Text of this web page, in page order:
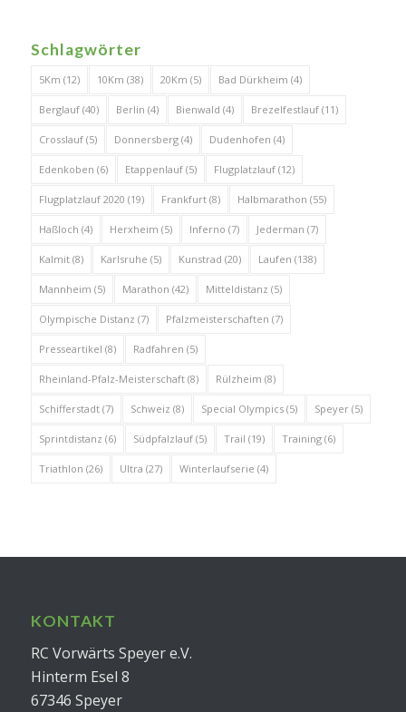
Schlagwörter
5Km (12) 10Km (38) 20Km (5) Bad Dürkheim (4)
Berglauf(40) Berlin (4) Bienwald (4) Brezelfestlauf(11)
Crosslauf(5) Donnersberg(4) Dudenhofen (4)
Edenkoben (6) Etappenlauf(5) Flugplatzlauf(12)
Flugplatzlauf 2020 (19) Frankfurt(8) Halbmarathon (55)
Haßloch (4) Herxheim (5) Inferno (7) Jederman (7)
Kalmit(8) Karlsruhe (5) Kunstrad (20) Laufen (138)
Mannheim (5) Marathon (42) Mitteldistanz (5)
Olympische Distanz (7) Pfalzmeisterschaften (7)
Presseartikel (8) Radfahren (5)
Rheinland-Pfalz-Meisterschaft(8) Rülzheim (8)
Schifferstadt(7) Schweiz (8) Special Olympics(5) Speyer(5)
Sprintdistanz (6) Südpfalzlauf(5) Trail (19) Training(6)
Triathlon (26) Ultra (27) Winterlaufserie (4)
KONTAKT
RC Vorwärts Speyer e.V.
Hinterm Esel 8
67346 Speyer